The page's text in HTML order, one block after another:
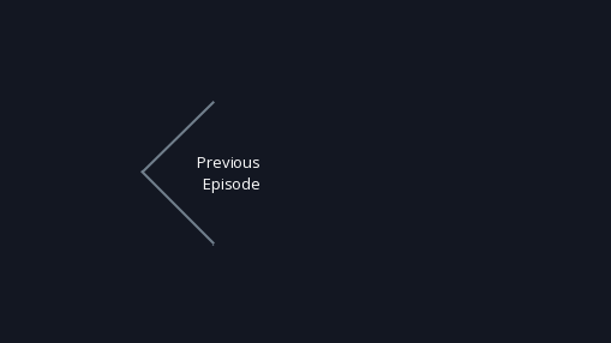
Previous
Episode